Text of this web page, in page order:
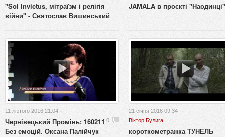
"Sol Invictus, мітраїзм і релігія
війни" - Святослав Вишинський
JAMALA в проєкті "Наодинці"
11 лютого 2016 21:04 ·
0
Чернівецький Промінь: 160211
Без емоцій. Оксана Палійчук
21 січня 2016 09:34 ·
Віктор Булига
короткометражка ТУНЕЛЬ